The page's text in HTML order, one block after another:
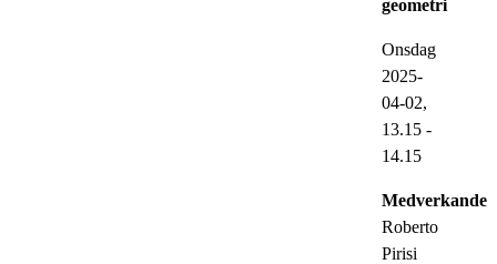
geometri
Onsdag
2025-
04-02,
13.15 -
14.15
Medverkande:
Roberto
Pirisi